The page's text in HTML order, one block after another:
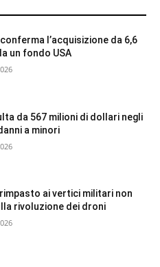
l’acquisizione da 6,6
un fondo USA
da 567 milioni di dollari negli
a minori
ai vertici militari non
rivoluzione dei droni